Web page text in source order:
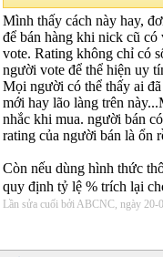
Mình thấy cách này hay,
để bán hàng khi nick cũ
vote. Rating không chỉ có
người vote để thể hiện uy
Mọi người có thể thấy ai
mới hay lão làng trên
nhắc khi mua. người bán
rating của người bán là ổn
Còn nếu dùng hình thức
quy định tỷ lệ % trích lại
Lần sửa cuối bởi ABCNC, ngày 20-